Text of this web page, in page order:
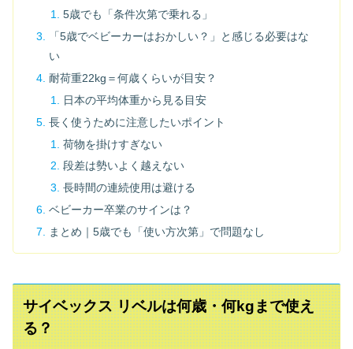
5歳でも「条件次第で乗れる」
「5歳でベビーカーはおかしい？」と感じる必要はな
い
耐荷重22kg＝何歳くらいが目安？
日本の平均体重から見る目安
長く使うために注意したいポイント
荷物を掛けすぎない
段差は勢いよく越えない
長時間の連続使用は避ける
ベビーカー卒業のサインは？
まとめ｜5歳でも「使い方次第」で問題なし
サイベックス リベルは何歳・何kgまで使え
る？